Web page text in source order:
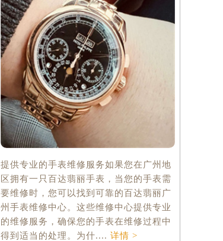
提供专业的手表维修服务如果您在广州地
区拥有一只百达翡丽手表，当您的手表需
要维修时，您可以找到可靠的百达翡丽广
州手表维修中心。这些维修中心提供专业
的维修服务，确保您的手表在维修过程中
得到适当的处理。为什.... 详情 >